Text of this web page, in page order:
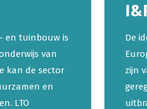
en tuinbouw is
van
kan de sector
en
LTO
De
zijn